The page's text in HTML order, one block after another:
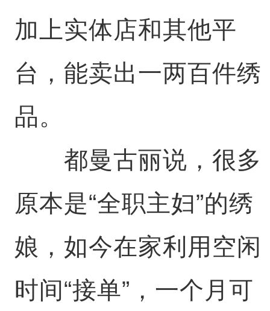
加上实体店和其他平
台，能卖出一两百件绣
品。
都曼古丽说，很多
原本是“全职主妇”的绣
娘，如今在家利用空闲
时间“接单”，一个月可